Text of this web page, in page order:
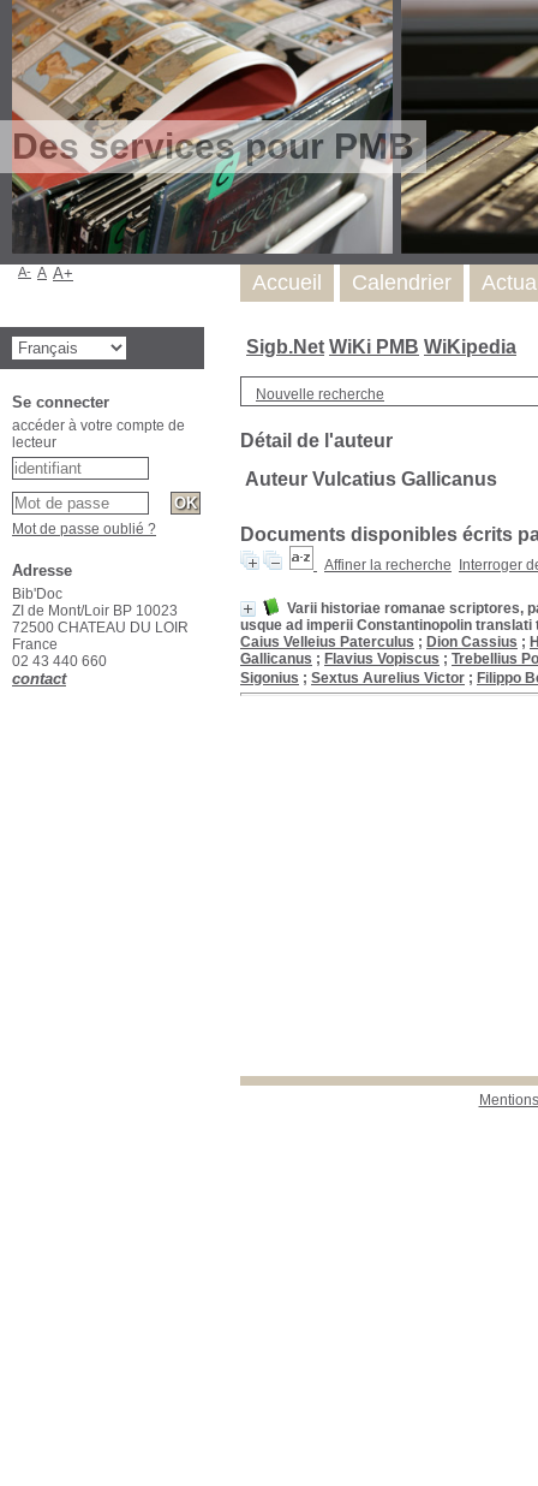
Des services pour PMB
Sigb.Net WiKi PMB WiKipedia
Nouvelle recherche
Détail de l'auteur
Auteur Vulcatius Gallicanus
Documents disponibles écrits
Affiner la recherche Interroger
Varii historiae romanae scriptores,
usque ad imperii Constantinopolin
Caius Velleius Paterculus ; Dion Cassius ;
Gallicanus ; Flavius Vopiscus ; Trebellius
Sigonius ; Sextus Aurelius Victor ; Filippo
Accueil Calendrier
A- A A+
Se connecter
accéder à votre compte de
lecteur
Mot de passe oublié ?
Adresse
Bib'Doc
ZI de Mont/Loir BP 10023
72500 CHATEAU DU LOIR
France
02 43 440 660
contact